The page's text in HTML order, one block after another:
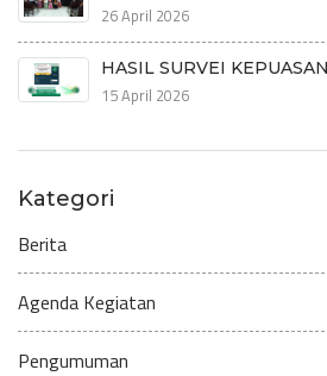
26 April 2026
HASIL SURVEI
15 April 2026
Kategori
Berita
Agenda Kegiatan
Pengumuman